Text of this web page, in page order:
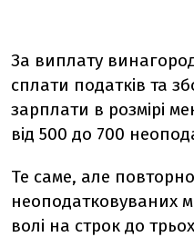
За виплату
сплати податків та
зарплати в розмірі
від 500 до 700
Те саме, але
неоподатковуваних
волі на строк до